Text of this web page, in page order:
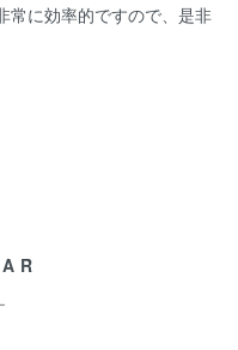
常に効率的ですので、是非